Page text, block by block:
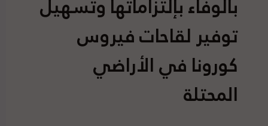
بالوفاء بإلتزاماتها وتسهيل
توفير لقاحات فيروس
كورونا في الأراضي
المحتلة